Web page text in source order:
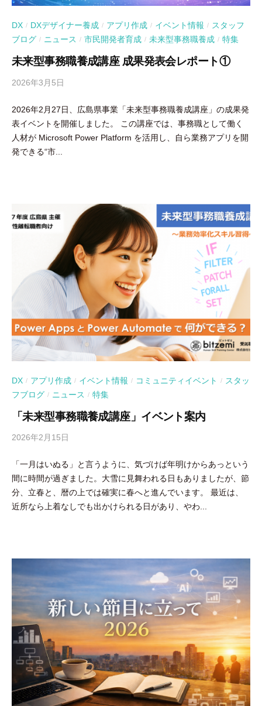
DX / DXデザイナー養成 / アプリ作成 / イベント情報 / スタッフ
ブログ / ニュース / 市民開発者育成 / 未来型事務職養成 / 特集
未来型事務職養成講座 成果発表会レポート①
2026年3月5日
吉
田
豪
2026年2月27日、広島県事業「未来型事務職養成講座」の成果発
表イベントを開催しました。 この講座では、事務職として働く
人材が Microsoft Power Platform を活用し、自ら業務アプリを開
発できる“市...
DX / アプリ作成 / イベント情報 / コミュニティイベント / スタッ
フブログ / ニュース / 特集
「未来型事務職養成講座」イベント案内
2026年2月15日
吉
田
豪
「一月はいぬる」と言うように、気づけば年明けからあっという
間に時間が過ぎました。大雪に見舞われる日もありましたが、節
分、立春と、暦の上では確実に春へと進んでいます。 最近は、
近所なら上着なしでも出かけられる日があり、やわ...